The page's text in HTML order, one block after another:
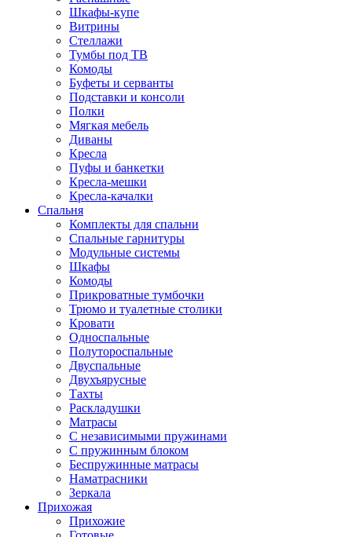
Шкафы-купе
Витрины
Стеллажи
Тумбы под ТВ
Комоды
Буфеты и серванты
Подставки и консоли
Полки
Мягкая мебель
Диваны
Кресла
Пуфы и банкетки
Кресла-мешки
Кресла-качалки
Спальня
Комплекты для спальни
Спальные гарнитуры
Модульные системы
Шкафы
Комоды
Прикроватные тумбочки
Трюмо и туалетные столики
Кровати
Односпальные
Полутороспальные
Двуспальные
Двухъярусные
Тахты
Раскладушки
Матрасы
С независимыми пружинами
С пружинным блоком
Беспружинные матрасы
Наматрасники
Зеркала
Прихожая
Прихожие